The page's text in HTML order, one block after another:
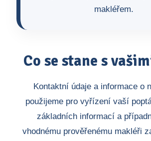
makléřem.
Co se stane s
Kontaktní údaje a informace o
použijeme pro vyřízení vaší
základních informací a
vhodnému prověřenému makléři